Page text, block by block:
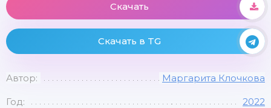
Скачать
Скачать в TG
Автор: Маргарита Клочкова
Год: 2022